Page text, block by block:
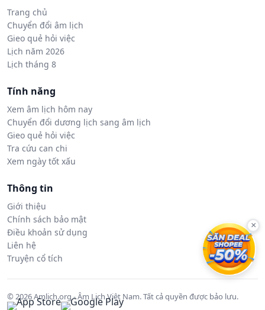
Trang chủ
Chuyển đổi âm lịch
Gieo quẻ hỏi việc
Lịch năm 2026
Lịch tháng 8
Tính năng
Xem âm lịch hôm nay
Chuyển đổi dương lịch sang âm lịch
Gieo quẻ hỏi việc
Tra cứu can chi
Xem ngày tốt xấu
Thông tin
Giới thiệu
Chính sách bảo mật
Điều khoản sử dụng
Liên hệ
Truyện cổ tích
© 2026 Amlich.org - Âm Lịch Việt Nam. Tất cả quyền được bảo lưu.
×